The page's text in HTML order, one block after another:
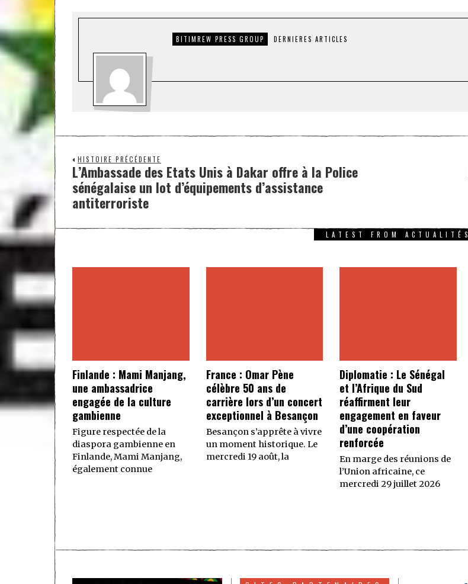
BITIMREW PRESS GROUP DERNIERES ARTICLES
HISTOIRE PRÉCÉDENTE
L’Ambassade des Etats Unis à Dakar offre à la Police
sénégalaise un lot d’équipements d’assistance
antiterroriste
LATEST FROM ACTUALITÉS
Finlande : Mami Manjang,
une ambassadrice
engagée de la culture
gambienne
Figure respectée de la
diaspora gambienne en
Finlande, Mami Manjang,
également connue
France : Omar Pène
célèbre 50 ans de
carrière lors d’un concert
exceptionnel à Besançon
Besançon s’apprête à vivre
un moment historique. Le
mercredi 19 août, la
Diplomatie : Le Sénégal
et l’Afrique du Sud
réaffirment leur
engagement en faveur
d’une coopération
renforcée
En marge des réunions de
l’Union africaine, ce
mercredi 29 juillet 2026